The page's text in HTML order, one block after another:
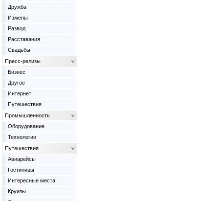
Дружба
Измены
Развод
Расставания
Свадьбы
Пресс-релизы
Бизнес
Другое
Интернет
Путешествия
Промышленность
Оборудование
Технологии
Путешествия
Авиарейсы
Гостиницы
Интересные места
Круизы